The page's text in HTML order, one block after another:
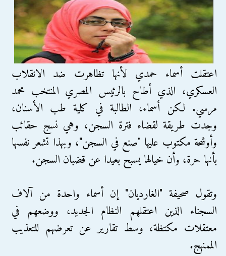
اعتقلت أسماء حمدي لأنها تظاهرت ضد الانقلاب
العسكري، الذي أطاح بالرئيس المصري المنتخب محمد
مرسي. لكن أسماء، الطالبة في كلية طب الأسنان،
وجدت طريقة لقضاء فترة السجن، وهي نسج حقائب
وأوشحة مكتوب عليها "صنع في السجن"، وبهذا تشعر نفسها
بأنها حرة، وأن خيالها يسبح بعيدا عن قضبان السجن.
وتقول صحيفة "الغارديان" إن أسماء واحدة من آلاف
السجناء الذين اعتقلهم النظام الجديد، ووضعهم في
معتقلات مكتظة، وسط تقارير عن تعرضهم للتعذيب
الممنهج.